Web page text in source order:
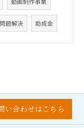
問題解決 助成金
い合わせはこちら